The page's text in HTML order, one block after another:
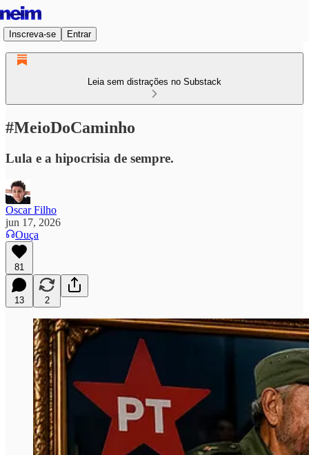
Inscreva-se Entrar
Leia sem distrações no Substack
#MeioDoCaminho
Lula e a hipocrisia de sempre.
Oscar Filho
jun 17, 2026
Ouça
81
13 2